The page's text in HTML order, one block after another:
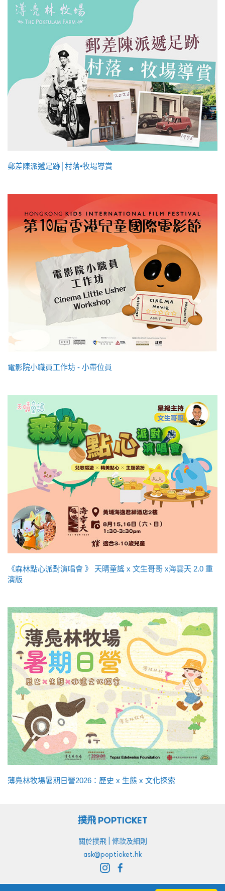
郵差陳派遞足跡│村落•牧場導賞
電影院小職員工作坊 - 小帶位員
《森林點心派對演唱會 》 天晴童謠 x 文生哥哥 x海雲天 2.0 重
演版
薄鳧林牧場暑期日營2026：歷史 x 生態 x 文化探索
撲飛 POPTICKET
關於撲飛| 條款及細則
ask@popticket.hk